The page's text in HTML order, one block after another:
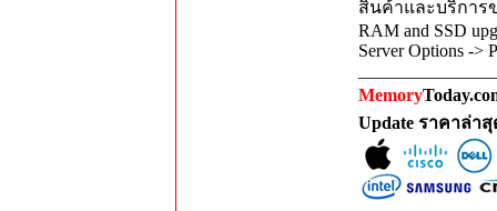
สินค้าและบริการ
RAM and SSD
Server Options ->
Memory
Update ราคาล่า